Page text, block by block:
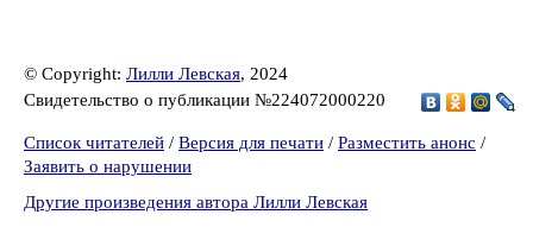
© Copyright: Лилли Левская, 2024
Свидетельство о публикации №224072000220
Список читателей / Версия для печати / Разместить анонс /
Заявить о нарушении
Другие произведения автора Лилли Левская